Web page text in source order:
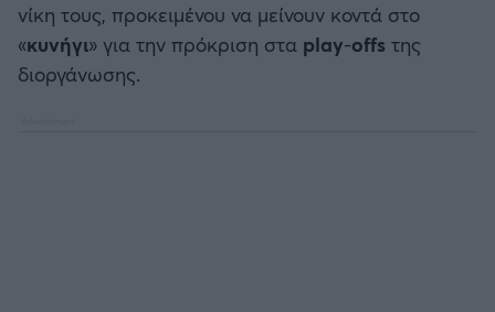
Ρεάλ Μαδρίτης
Ατλέτικο Μαδρίτης
νίκη τους, προκειμένου να μείνουν κοντά στο
«κυνήγι» για την πρόκριση στα play-offs της
διοργάνωσης.